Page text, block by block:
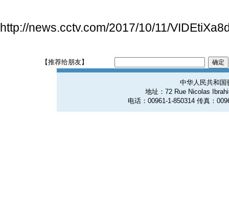
http://news.cctv.com/2017/10/11/
【推荐给朋友】
中华人民共和国
地址：72 Rue Nicolas
电话：00961-1-850314 传真：